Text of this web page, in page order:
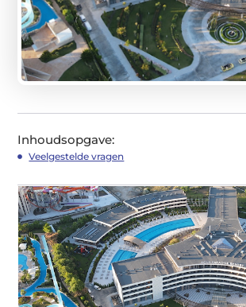
Inhoudsopgave:
Veelgestelde vragen